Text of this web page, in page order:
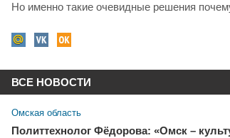
Но именно такие очевидные решения
ВСЕ НОВОСТИ
Омская область
Политтехнолог Фёдорова: «Омск –